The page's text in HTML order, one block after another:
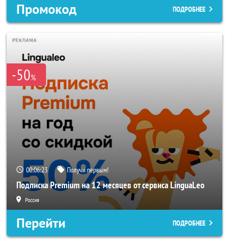
Промокод ПОДРОБНЕЕ
-50%
00:06:22 Получи первым!
Подписка Premium на 12 месяцев от сервиса LinguaLeo
Россия
Перейти ПОДРОБНЕЕ